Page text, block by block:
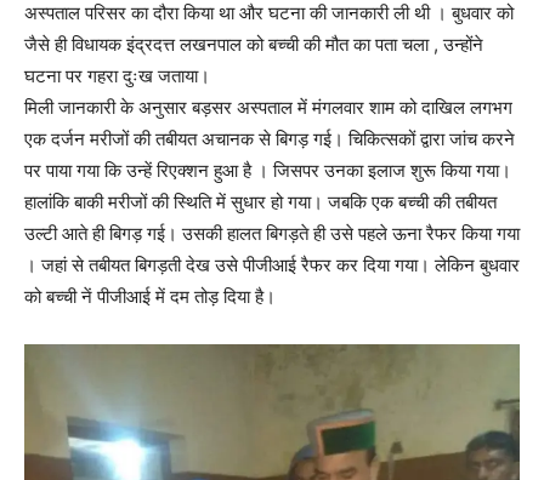
अस्पताल परिसर का दौरा किया था और घटना की जानकारी ली थी । बुधवार को
जैसे ही विधायक इंद्रदत्त लखनपाल को बच्ची की मौत का पता चला , उन्होंने
घटना पर गहरा दुःख जताया।
मिली जानकारी के अनुसार बड़सर अस्पताल में मंगलवार शाम को दाखिल लगभग
एक दर्जन मरीजों की तबीयत अचानक से बिगड़ गई। चिकित्सकों द्वारा जांच करने
पर पाया गया कि उन्हें रिएक्शन हुआ है । जिसपर उनका इलाज शुरू किया गया।
हालांकि बाकी मरीजों की स्थिति में सुधार हो गया। जबकि एक बच्ची की तबीयत
उल्टी आते ही बिगड़ गई। उसकी हालत बिगड़ते ही उसे पहले ऊना रैफर किया गया
। जहां से तबीयत बिगड़ती देख उसे पीजीआई रैफर कर दिया गया। लेकिन बुधवार
को बच्ची नें पीजीआई में दम तोड़ दिया है।